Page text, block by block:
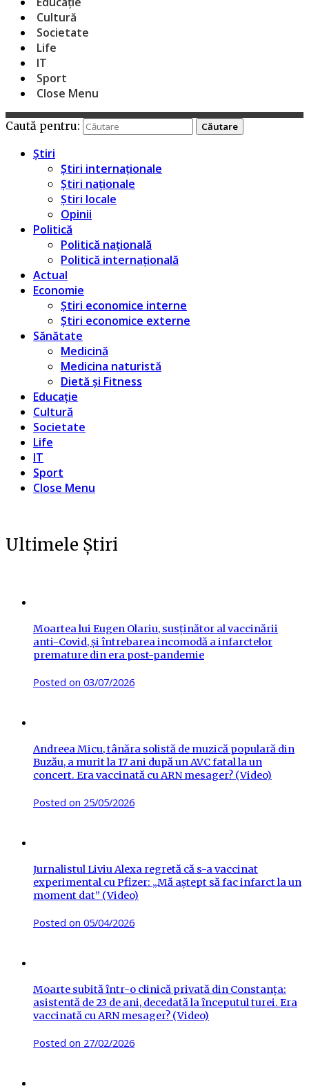
Cultură
Societate
Life
IT
Sport
Close Menu
Caută pentru:
Știri
Știri internaționale
Știri naționale
Știri locale
Opinii
Politică
Politică națională
Politică internațională
Actual
Economie
Știri economice interne
Știri economice externe
Sănătate
Medicină
Medicina naturistă
Dietă și Fitness
Educație
Cultură
Societate
Life
IT
Sport
Close Menu
Ultimele Știri
Moartea lui Eugen Olariu, susținător al vaccinării
anti-Covid, și întrebarea incomodă a infarctelor
premature din era post-pandemie
Posted on 03/07/2026
Andreea Micu, tânăra solistă de muzică populară din
Buzău, a murit la 17 ani după un AVC fatal la un
concert. Era vaccinată cu ARN mesager? (Video)
Posted on 25/05/2026
Jurnalistul Liviu Alexa regretă că s-a vaccinat
experimental cu Pfizer: „Mă aștept să fac infarct la un
moment dat” (Video)
Posted on 05/04/2026
Moarte subită într-o clinică privată din Constanța:
asistentă de 23 de ani, decedată la începutul turei. Era
vaccinată cu ARN mesager? (Video)
Posted on 27/02/2026